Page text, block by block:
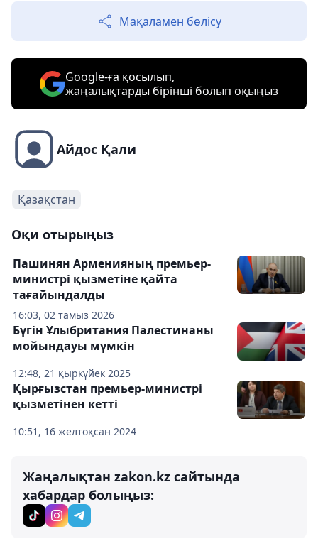
Мақаламен бөлісу
Google-ға қосылып,
жаңалықтарды бірінші болып оқыңыз
Айдос Қали
Қазақстан
Оқи отырыңыз
16:03, 02 тамыз 2026
Пашинян Арменияның премьер-
министрі қызметіне қайта
тағайындалды
12:48, 21 қыркүйек 2025
Бүгін Ұлыбритания Палестинаны
мойындауы мүмкін
10:51, 16 желтоқсан 2024
Қырғызстан премьер-министрі
қызметінен кетті
Жаңалықтан zakon.kz сайтында
хабардар болыңыз: